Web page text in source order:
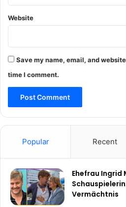
Website
Save my name, email, and
time I comment.
Popular Recent
Ehefrau
Vermächtnis